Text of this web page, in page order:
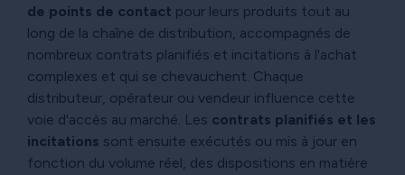
de points de contact pour leurs produits tout au
long de la chaîne de distribution, accompagnés de
nombreux contrats planifiés et incitations à l'achat
complexes et qui se chevauchent. Chaque
distributeur, opérateur ou vendeur influence cette
voie d'accès au marché. Les contrats planifiés et les
incitations sont ensuite exécutés ou mis à jour en
fonction du volume réel, des dispositions en matière